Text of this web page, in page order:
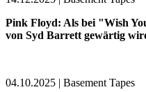
Pink Floyd: Als bei "Wish
von Syd Barrett gewärtig
04.10.2025 | Basement Tapes